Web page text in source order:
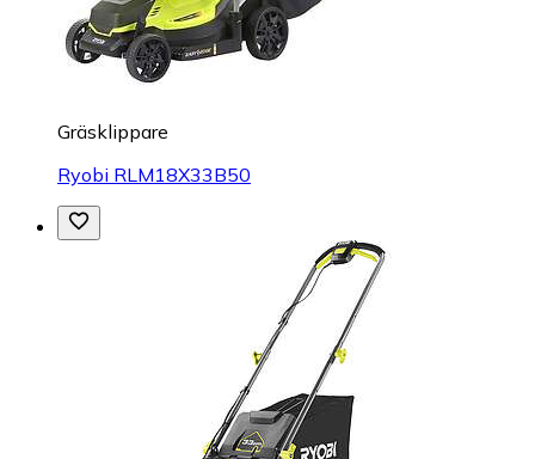
Gräsklippare
Ryobi RLM18X33B50